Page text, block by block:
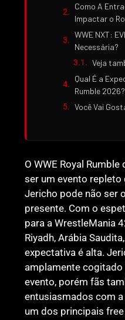
Como A
Impactar o
WWE NXT:
Necessária?
Veja
Qual É a
Rumble 2026?
Você Vai
O WWE Royal
ser um evento repleto
Jericho pode não ser
presente. Com o
para a WrestleMania
Riyadh, Arábia
expectativa é alta.
amplamente
evento, porém fãs
entusiasmados com
um dos principais